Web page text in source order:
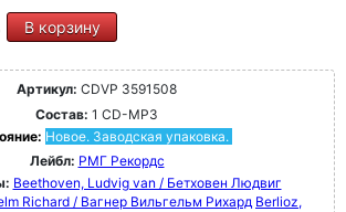
В корзину
Артикул: CDVP 3591508
Состав: 1 CD-MP3
Новое. Заводская упаковка.
Лейбл: РМГ Рекордс
Beethoven, Ludvig van / Бетховен Людвиг
Richard / Вагнер Вильгельм Рихард Berlioz,